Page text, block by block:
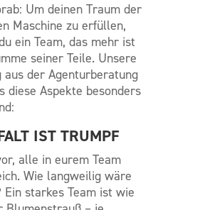
Um deinen Traum der
Maschine zu erfüllen,
ein Team, das mehr ist
seiner Teile. Unsere
aus der Agenturberatung
diese Aspekte besonders
IST TRUMPF
alle in eurem Team
Wie langweilig wäre
Ein starkes Team ist wie